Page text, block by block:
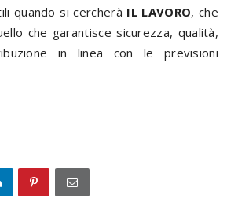
quando si cercherà IL LAVORO, che
che garantisce sicurezza, qualità,
in linea con le previsioni